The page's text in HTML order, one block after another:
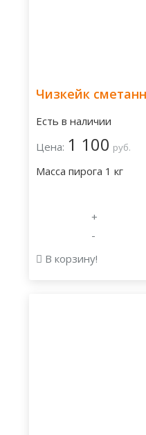
Чизкейк
Есть в наличии
Цена: 1 100 руб.
Масса пирога 1 кг
+
-
В корзину!